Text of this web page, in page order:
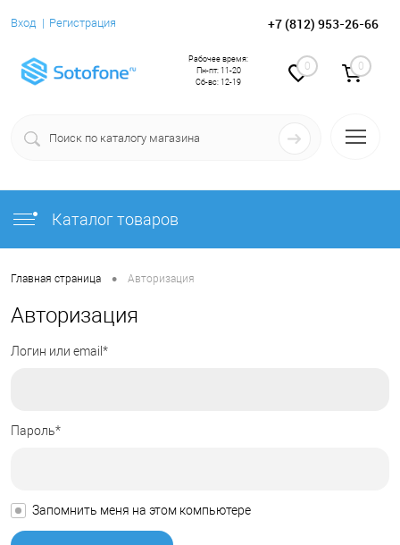
Вход Регистрация +7 (812) 953-26-66
0 0
Рабочее время:
Пн-пт: 11-20
Сб-вс: 12-19
Каталог товаров
Главная страница • Авторизация
Авторизация
Логин или email*
Пароль*
Запомнить меня на этом компьютере